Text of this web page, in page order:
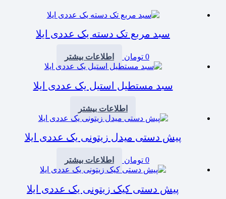
سبد مربع تک دسته یک عددی ایلا
0 تومان اطلاعات بیشتر
سبد مستطیل استیل یک عددی ایلا
اطلاعات بیشتر
پیش دستی میدل زیتونی یک عددی ایلا
0 تومان اطلاعات بیشتر
پیش دستی کیک زیتونی یک عددی ایلا